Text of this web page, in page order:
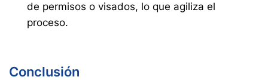
de permisos o visados, lo que agiliza el
proceso.
Conclusión